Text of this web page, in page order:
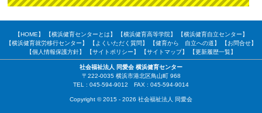
【HOME】 【横浜健育センターとは】 【横浜健育高等学院】
【横浜健育自立センター】
【横浜健育就労移行センター】
【よくいただく質問】 【健育から 自立への道】
【お問合せ】
【個人情報保護方針】
【サイトポリシー】 【サイトマップ】 【更新履歴一覧】
社会福祉法人 同愛会 横浜健育センター
〒222-0035 横浜市港北区鳥山町 968
TEL : 045-594-9012 FAX : 045-594-9014
Copyright © 2015 - 2026 社会福祉法人 同愛会